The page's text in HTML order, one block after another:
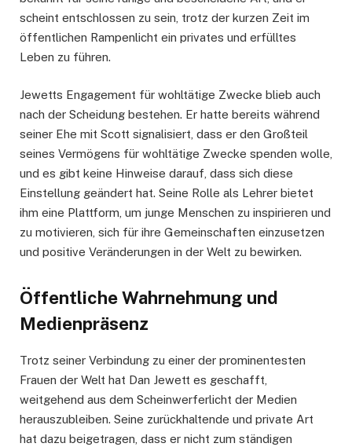
scheint entschlossen zu sein, trotz der kurzen Zeit im
öffentlichen Rampenlicht ein privates und erfülltes
Leben zu führen.
Jewetts Engagement für wohltätige Zwecke blieb auch
nach der Scheidung bestehen. Er hatte bereits während
seiner Ehe mit Scott signalisiert, dass er den Großteil
seines Vermögens für wohltätige Zwecke spenden wolle,
und es gibt keine Hinweise darauf, dass sich diese
Einstellung geändert hat. Seine Rolle als Lehrer bietet
ihm eine Plattform, um junge Menschen zu inspirieren und
zu motivieren, sich für ihre Gemeinschaften einzusetzen
und positive Veränderungen in der Welt zu bewirken.
Öffentliche Wahrnehmung und
Medienpräsenz
Trotz seiner Verbindung zu einer der prominentesten
Frauen der Welt hat Dan Jewett es geschafft,
weitgehend aus dem Scheinwerferlicht der Medien
herauszubleiben. Seine zurückhaltende und private Art
hat dazu beigetragen, dass er nicht zum ständigen